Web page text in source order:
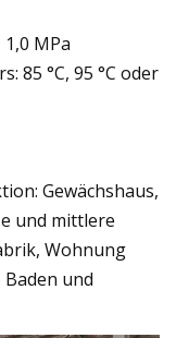
MPa
85 °C, 95 °C oder
Gewächshaus,
und mittlere
Wohnung
Baden und